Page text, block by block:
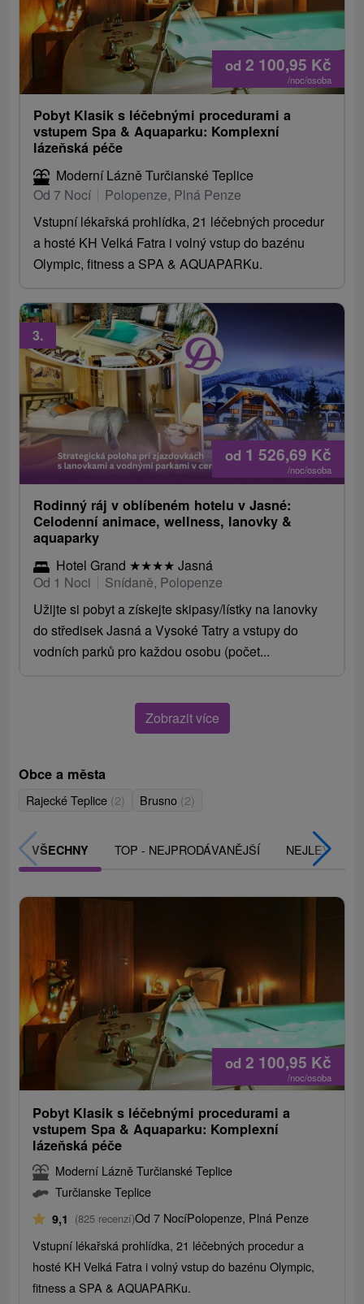
od 2 100,95 Kč
/noc/osoba
Pobyt Klasik s léčebnými procedurami a
vstupem Spa & Aquaparku: Komplexní
lázeňská péče
Moderní Lázně Turčianské Teplice
Od 7 Nocí
Polopenze, Plná Penze
Vstupní lékařská prohlídka, 21 léčebných procedur
a hosté KH Velká Fatra i volný vstup do bazénu
Olympic, fitness a SPA & AQUAPARKu.
od 1 526,69 Kč
/noc/osoba
3.
Rodinný ráj v oblíbeném hotelu v Jasné:
Celodenní animace, wellness, lanovky &
aquaparky
Hotel Grand ★★★★ Jasná
Od 1 Noci
Snídaně, Polopenze
Užijte si pobyt a získejte skipasy/lístky na lanovky
do středisek Jasná a Vysoké Tatry a vstupy do
vodních parků pro každou osobu (počet...
Zobrazit více
Obce a města
Rajecké Teplice (2) Brusno (2)
VŠECHNY TOP - NEJPRODÁVANĚJŠÍ NEJLEVNĚJŠÍ
od 2 100,95 Kč
/noc/osoba
Pobyt Klasik s léčebnými procedurami a
vstupem Spa & Aquaparku: Komplexní
lázeňská péče
Moderní Lázně Turčianské Teplice
Turčianske Teplice
9,1 (825 recenzí)Od 7 NocíPolopenze, Plná Penze
Vstupní lékařská prohlídka, 21 léčebných procedur a
hosté KH Velká Fatra i volný vstup do bazénu Olympic,
fitness a SPA & AQUAPARKu.